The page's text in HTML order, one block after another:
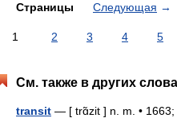
Страницы Следующая →
1 2 3 4 5
См. также в других
transit — [ trɑ̃zit ] n. m. •